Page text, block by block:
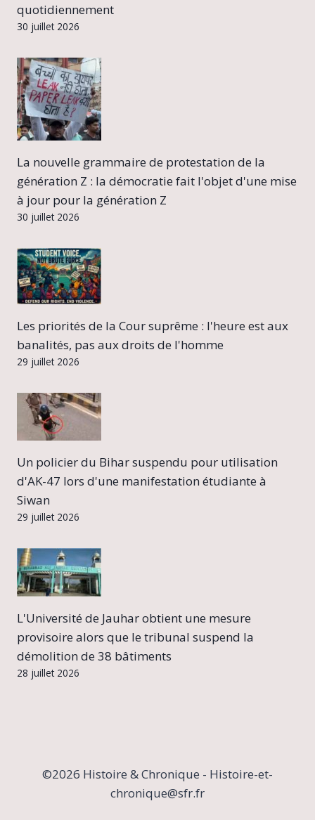
quotidiennement
30 juillet 2026
La nouvelle grammaire de protestation de la
génération Z : la démocratie fait l'objet d'une mise
à jour pour la génération Z
30 juillet 2026
Les priorités de la Cour suprême : l'heure est aux
banalités, pas aux droits de l'homme
29 juillet 2026
Un policier du Bihar suspendu pour utilisation
d'AK-47 lors d'une manifestation étudiante à
Siwan
29 juillet 2026
L'Université de Jauhar obtient une mesure
provisoire alors que le tribunal suspend la
démolition de 38 bâtiments
28 juillet 2026
©2026 Histoire & Chronique - Histoire-et-
chronique@sfr.fr